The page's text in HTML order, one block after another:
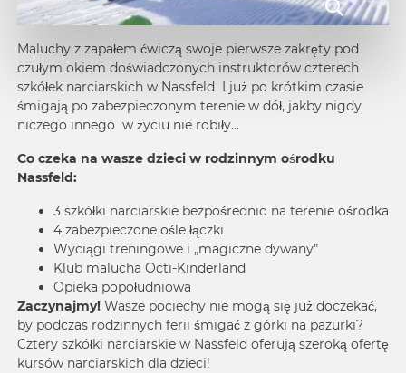
Maluchy z zapałem ćwiczą swoje pierwsze zakręty pod
czułym okiem doświadczonych instruktorów czterech
szkółek narciarskich w Nassfeld I już po krótkim czasie
śmigają po zabezpieczonym terenie w dół, jakby nigdy
niczego innego w życiu nie robiły...
Co czeka na wasze dzieci w rodzinnym ośrodku
Nassfeld:
3 szkółki narciarskie bezpośrednio na terenie ośrodka
4 zabezpieczone ośle łączki
Wyciągi treningowe i „magiczne dywany”
Klub malucha Octi-Kinderland
Opieka popołudniowa
Zaczynajmy! Wasze pociechy nie mogą się już doczekać,
by podczas rodzinnych ferii śmigać z górki na pazurki?
Cztery szkółki narciarskie w Nassfeld oferują szeroką ofertę
kursów narciarskich dla dzieci!